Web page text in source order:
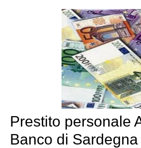
Prestito personale
Banco di Sardegna